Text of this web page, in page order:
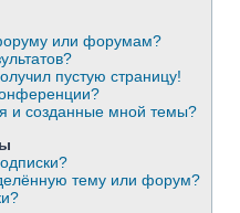
или форумам?
пустую страницу!
и созданные мной темы?
тему или форум?